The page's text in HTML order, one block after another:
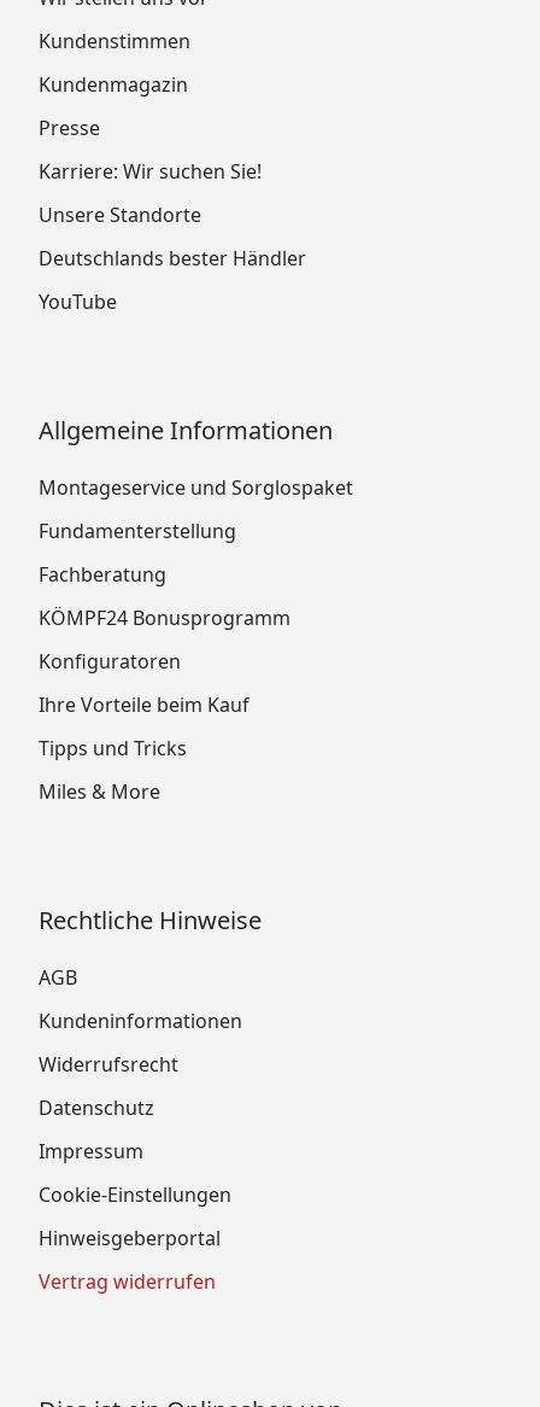
Kundenstimmen
Kundenmagazin
Presse
Karriere: Wir suchen Sie!
Unsere Standorte
Deutschlands bester Händler
YouTube
Allgemeine Informationen
Montageservice und Sorglospaket
Fundamenterstellung
Fachberatung
KÖMPF24 Bonusprogramm
Konfiguratoren
Ihre Vorteile beim Kauf
Tipps und Tricks
Miles & More
Rechtliche Hinweise
AGB
Kundeninformationen
Widerrufsrecht
Datenschutz
Impressum
Cookie-Einstellungen
Hinweisgeberportal
Vertrag widerrufen